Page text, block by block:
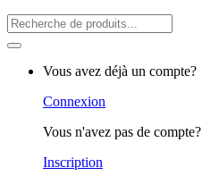
Search
for:
Vous avez déjà un compte?
Connexion
Vous n'avez pas de compte?
Inscription